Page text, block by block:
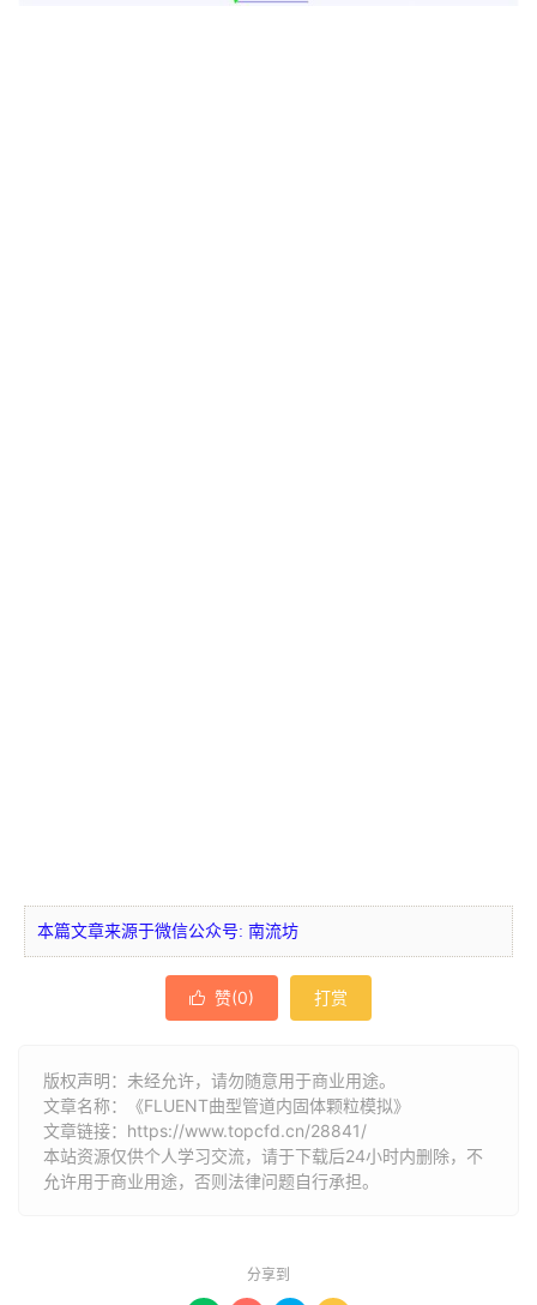
本篇文章来源于微信公众号: 南流坊
 赞(0) 打赏
版权声明：未经允许，请勿随意用于商业用途。
文章名称：《FLUENT曲型管道内固体颗粒模拟》
文章链接： https://www.topcfd.cn/28841/
本站资源仅供个人学习交流，请于下载后24小时内删除，不
允许用于商业用途，否则法律问题自行承担。
分享到